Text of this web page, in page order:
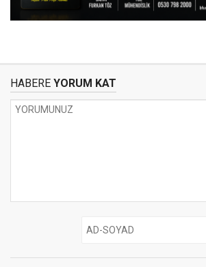
HABERE YORUM KAT